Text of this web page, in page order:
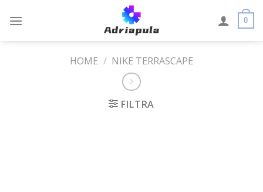
0
HOME / NIKE TERRASCAPE
FILTRA